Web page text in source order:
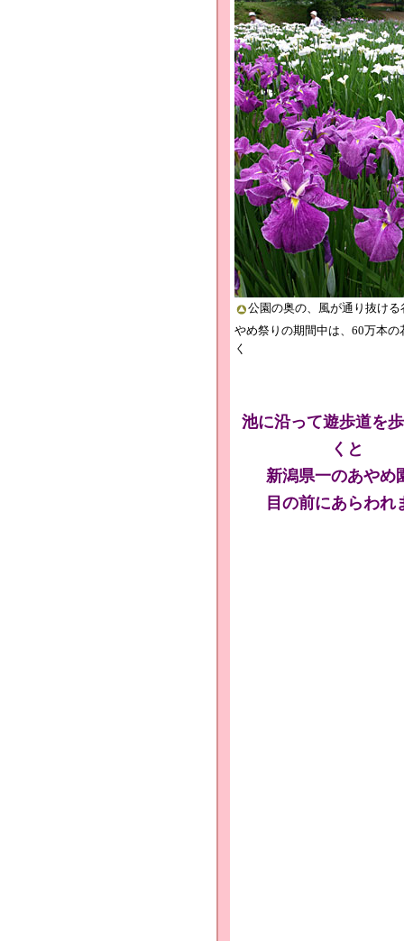
公園の奥の、風が通り抜ける
やめ祭りの期間中は、60万本の
く
池に沿って遊歩道を
くと
新潟県一のあやめ
目の前にあらわれ